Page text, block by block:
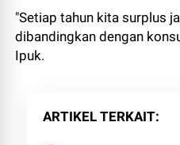
"Setiap tahun kita surplus
dibandingkan dengan
Ipuk.
ARTIKEL TERKAIT